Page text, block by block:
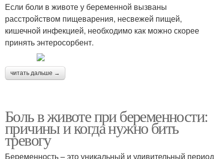
Если боли в животе у беременной вызваны
расстройством пищеварения, несвежей пищей,
кишечной инфекцией, необходимо как можно скорее
принять энтеросорбент.
читать дальше →
Боль в животе при беременности:
причины и когда нужно бить
тревогу
Беременность – это уникальный и удивительный период